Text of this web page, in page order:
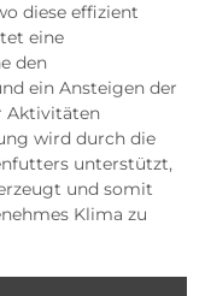
diese effizient
eine
den
ein Ansteigen der
Aktivitäten
wird durch die
unterstützt,
und somit
Klima zu